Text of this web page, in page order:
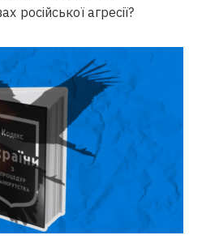
російської агресії?